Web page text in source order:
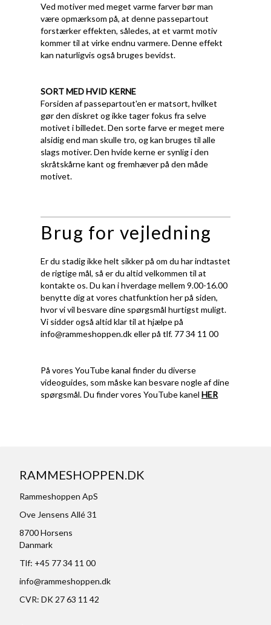
Ved motiver med meget varme farver bør man
være opmærksom på, at denne passepartout
forstærker effekten, således, at et varmt motiv
kommer til at virke endnu varmere. Denne effekt
kan naturligvis også bruges bevidst.
SORT MED HVID KERNE
Forsiden af passepartout'en er matsort, hvilket
gør den diskret og ikke tager fokus fra selve
motivet i billedet. Den sorte farve er meget mere
alsidig end man skulle tro, og kan bruges til alle
slags motiver. Den hvide kerne er synlig i den
skråtskårne kant og fremhæver på den måde
motivet.
Brug for vejledning
Er du stadig ikke helt sikker på om du har indtastet
de rigtige mål, så er du altid velkommen til at
kontakte os. Du kan i hverdage mellem 9.00-16.00
benytte dig at vores chatfunktion her på siden,
hvor vi vil besvare dine spørgsmål hurtigst muligt.
Vi sidder også altid klar til at hjælpe på
info@rammeshoppen.dkeller på tlf. 77 34 11 00
På vores YouTube kanal finder du diverse
videoguides, som måske kan besvare nogle af dine
spørgsmål. Du finder vores YouTube kanel HER
RAMMESHOPPEN.DK
Rammeshoppen ApS
Ove Jensens Allé 31
8700 Horsens
Danmark
Tlf: +45 77 34 11 00
info@rammeshoppen.dk
CVR: DK 27 63 11 42